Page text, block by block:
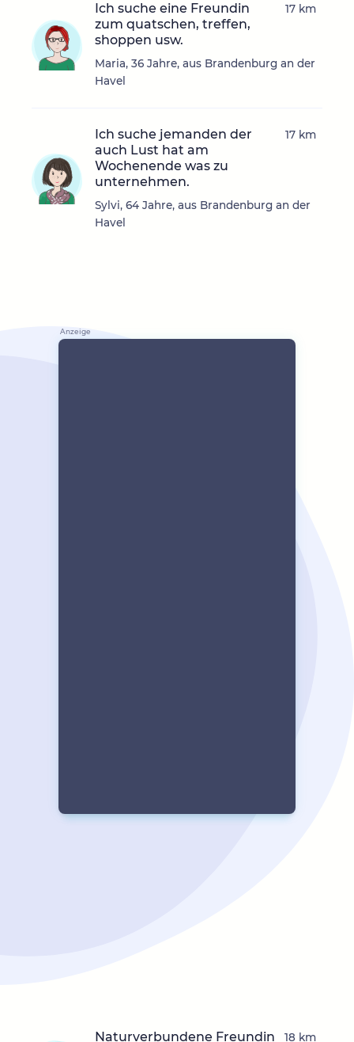
Ich suche eine Freundin
zum quatschen, treffen,
shoppen usw.
Maria, 36 Jahre, aus Brandenburg an der
Havel
17 km
Ich suche jemanden der
auch Lust hat am
Wochenende was zu
unternehmen.
Sylvi, 64 Jahre, aus Brandenburg an der
Havel
17 km
Naturverbundene Freundin 18 km